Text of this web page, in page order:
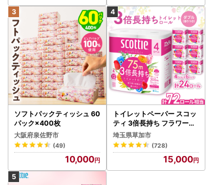
ソフトパックティッシュ 60
パック×400枚
大阪府泉佐野市
(49)
10,000
トイレットペーパー スコッ
ティ 3倍長持ち フラワーパ
ック 4ロール×6P
埼玉県草加市
(728)
15,000